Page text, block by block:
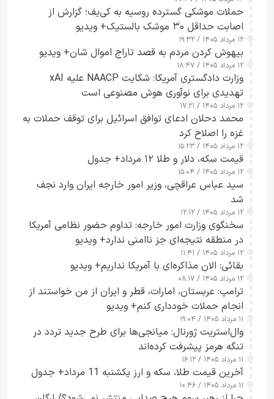
حملات موشکی گسترده روسیه به کی‌یف؛ گزارش از
اصابت حداقل ۳۰ موشک بالستیک+ ویدیو
۱۲ مرداد ۱۴۰۵ / ۱۹:۳۲
بیهوش کردن مردم به قصد تاراج اموال شان+ ویدیو
۱۲ مرداد ۱۴۰۵ / ۱۸:۴۷
وزارت دادگستری آمریکا: شکایت NAACP علیه xAI
تهدیدی برای نوآوری هوش مصنوعی است
۱۲ مرداد ۱۴۰۵ / ۱۷:۲۱
محمد دحلان ادعای توافق اسرائیل برای توقف حملات به
غزه را اصلاح کرد
۱۲ مرداد ۱۴۰۵ / ۱۵:۲۳
قیمت سکه، دلار و طلا ۱۲ مرداد+ جدول
۱۲ مرداد ۱۴۰۵ / ۱۵:۰۴
سید عباس عراقچی، وزیر امور خارجه ایران وارد نجف
شد
۱۲ مرداد ۱۴۰۵ / ۱۲:۱۲
سخنگوی وزارت امور خارجه: تداوم حضور نظامی آمریکا
در منطقه نتیجه‌ای جز ناامنی ندارد+ ویدیو
۱۲ مرداد ۱۴۰۵ / ۱۱:۴۱
بقائی: الان مذاکره‌ای با آمریکا نداریم+ ویدیو
۱۲ مرداد ۱۴۰۵ / ۰۸:۱۷
ترامپ: عربستان، امارات، قطر و ایران از من خواستند از
انجام حملات خودداری کنم+ ویدیو
۱۱ مرداد ۱۴۰۵ / ۱۹:۰۴
وال‌استریت ژورنال: میانجی‌ها برای طرح جدید تردد در
تنگه هرمز پیشرفت کرده‌اند
۱۱ مرداد ۱۴۰۵ / ۱۶:۱۲
آخرین قیمت طلا، سکه و ارز یکشنبه 11 مرداد+ جدول
۱۱ مرداد ۱۴۰۵ / ۱۰:۴۶